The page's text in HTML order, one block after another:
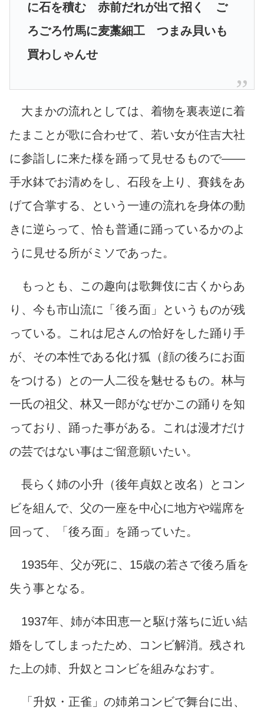
に石を積む 赤前だれが出て招く ご
ろごろ竹馬に麦藁細工 つまみ貝いも
買わしゃんせ
大まかの流れとしては、着物を裏表逆に着
たまことが歌に合わせて、若い女が住吉大社
に参詣しに来た様を踊って見せるもので――
手水鉢でお清めをし、石段を上り、賽銭をあ
げて合掌する、という一連の流れを身体の動
きに逆らって、恰も普通に踊っているかのよ
うに見せる所がミソであった。
もっとも、この趣向は歌舞伎に古くからあ
り、今も市山流に「後ろ面」というものが残
っている。これは尼さんの恰好をした踊り手
が、その本性である化け狐（顔の後ろにお面
をつける）との一人二役を魅せるもの。林与
一氏の祖父、林又一郎がなぜかこの踊りを知
っており、踊った事がある。これは漫才だけ
の芸ではない事はご留意願いたい。
長らく姉の小升（後年貞奴と改名）とコン
ビを組んで、父の一座を中心に地方や端席を
回って、「後ろ面」を踊っていた。
1935年、父が死に、15歳の若さで後ろ盾を
失う事となる。
1937年、姉が本田恵一と駆け落ちに近い結
婚をしてしまったため、コンビ解消。残され
た上の姉、升奴とコンビを組みなおす。
「升奴・正雀」の姉弟コンビで舞台に出、